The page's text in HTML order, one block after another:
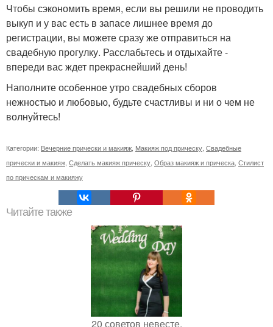
Чтобы сэкономить время, если вы решили не проводить
выкуп и у вас есть в запасе лишнее время до
регистрации, вы можете сразу же отправиться на
свадебную прогулку. Расслабьтесь и отдыхайте -
впереди вас ждет прекраснейший день!
Наполните особенное утро свадебных сборов
нежностью и любовью, будьте счастливы и ни о чем не
волнуйтесь!
Категории: Вечерние прически и макияж Макияж под прическу Свадебные
прически и макияж Сделать макияж прическу Образ макияж и прическа Стилист
по прическам и макияжу
Читайте также
20 советов невесте.